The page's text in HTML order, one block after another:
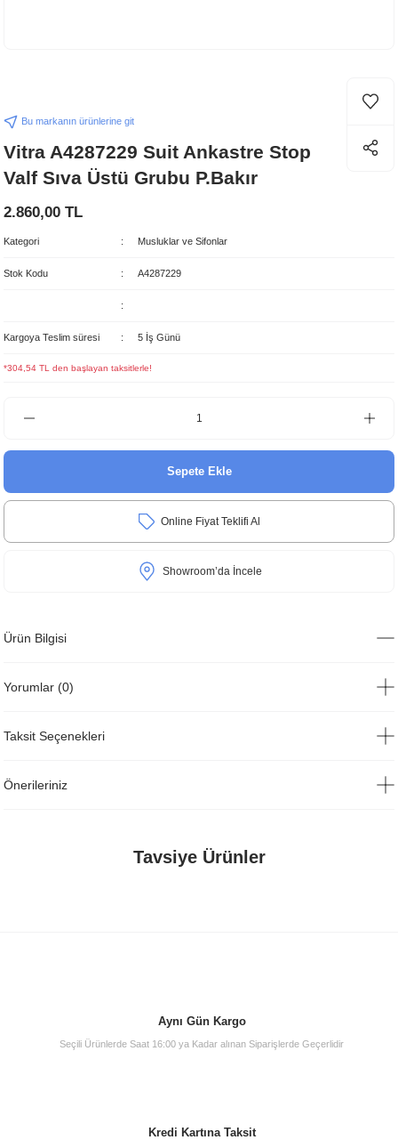
Bu markanın ürünlerine git
Vitra A4287229 Suit Ankastre Stop
Valf Sıva Üstü Grubu P.Bakır
2.860,00 TL
Kategori Musluklar ve Sifonlar
Stok Kodu A4287229
Kargoya Teslim süresi 5 İş Günü
*304,54 TL den başlayan taksitlerle!
Sepete Ekle
Online Fiyat Teklifi Al
Showroom’da İncele
Ürün Bilgisi
Yorumlar (0)
Taksit Seçenekleri
Önerileriniz
Tavsiye Ürünler
Aynı Gün Kargo
Seçili Ürünlerde Saat 16:00 ya Kadar alınan Siparişlerde Geçerlidir
Kredi Kartına Taksit